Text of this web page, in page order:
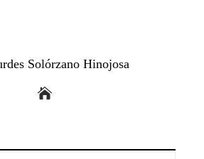
Solórzano Hinojosa